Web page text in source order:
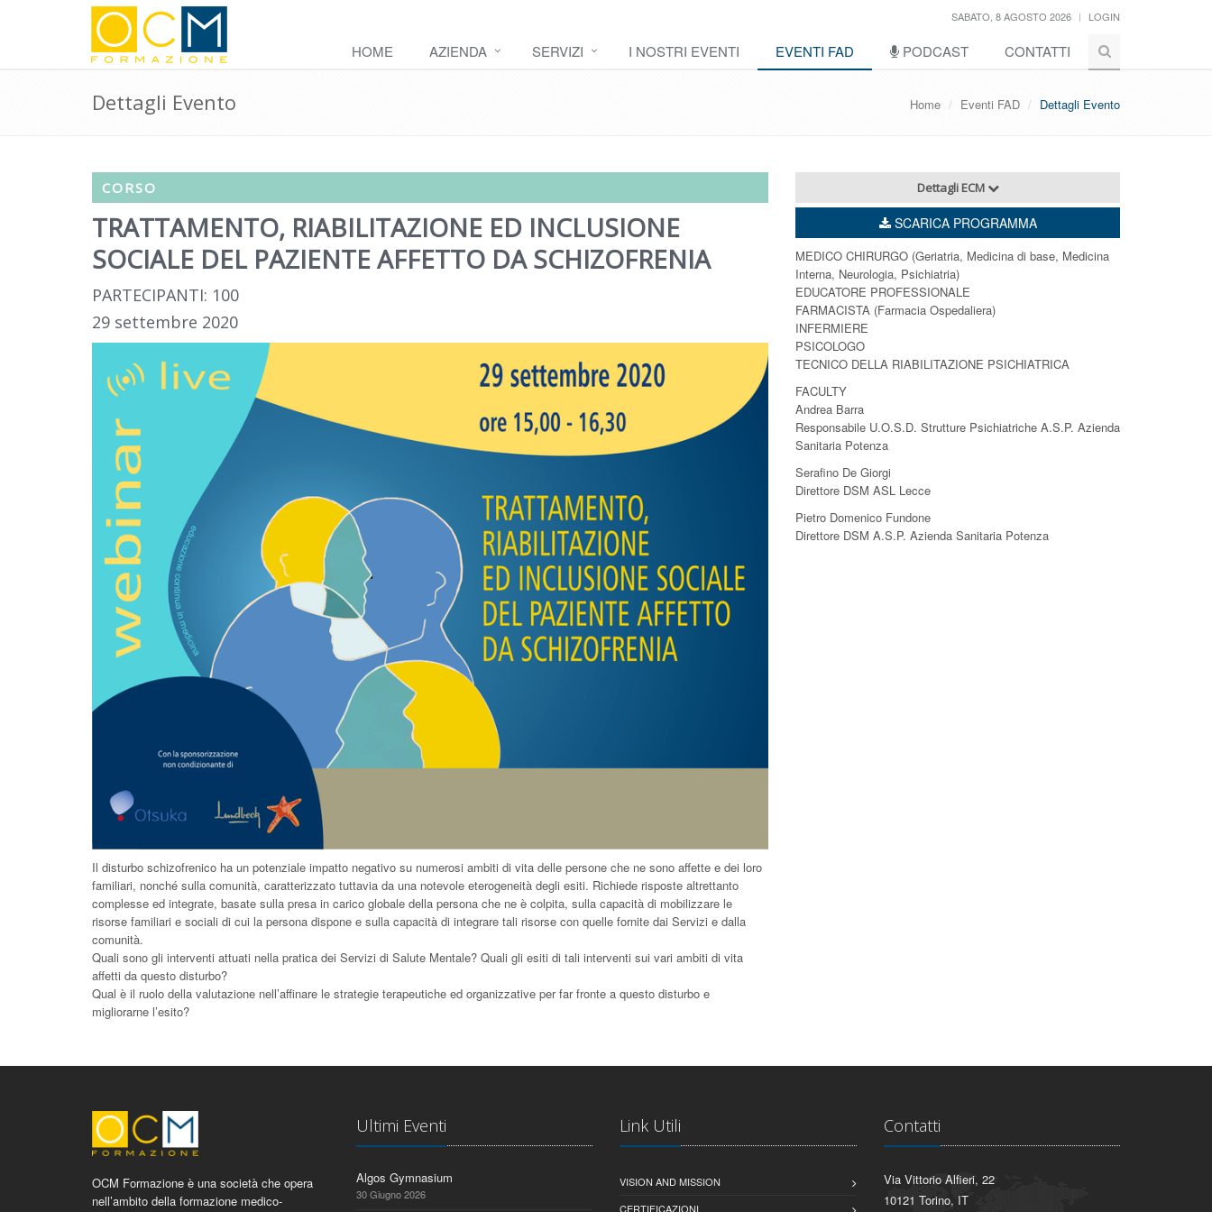
SABATO, 8 AGOSTO 2026 LOGIN
HOME AZIENDA SERVIZI I NOSTRI EVENTI EVENTI FAD PODCAST CONTATTI
Dettagli Evento Home Eventi FAD Dettagli Evento
CORSO
TRATTAMENTO, RIABILITAZIONE ED INCLUSIONE
SOCIALE DEL PAZIENTE AFFETTO DA SCHIZOFRENIA
PARTECIPANTI: 100
29 settembre 2020
Il disturbo schizofrenico ha un potenziale impatto negativo su numerosi ambiti di vita delle persone che ne sono affette e dei loro
familiari, nonché sulla comunità, caratterizzato tuttavia da una notevole eterogeneità degli esiti. Richiede risposte altrettanto
complesse ed integrate, basate sulla presa in carico globale della persona che ne è colpita, sulla capacità di mobilizzare le
risorse familiari e sociali di cui la persona dispone e sulla capacità di integrare tali risorse con quelle fornite dai Servizi e dalla
comunità.
Quali sono gli interventi attuati nella pratica dei Servizi di Salute Mentale? Quali gli esiti di tali interventi sui vari ambiti di vita
affetti da questo disturbo?
Qual è il ruolo della valutazione nell’affinare le strategie terapeutiche ed organizzative per far fronte a questo disturbo e
migliorarne l’esito?
Dettagli ECM
SCARICA PROGRAMMA
MEDICO CHIRURGO (Geriatria, Medicina di base, Medicina
Interna, Neurologia, Psichiatria)
EDUCATORE PROFESSIONALE
FARMACISTA (Farmacia Ospedaliera)
INFERMIERE
PSICOLOGO
TECNICO DELLA RIABILITAZIONE PSICHIATRICA
FACULTY
Andrea Barra
Responsabile U.O.S.D. Strutture Psichiatriche A.S.P. Azienda
Sanitaria Potenza
Serafino De Giorgi
Direttore DSM ASL Lecce
Pietro Domenico Fundone
Direttore DSM A.S.P. Azienda Sanitaria Potenza
OCM Formazione è una società che opera
nell’ambito della formazione medico-
Ultimi Eventi
Algos Gymnasium
30 Giugno 2026
Link Utili
VISION AND MISSION
CERTIFICAZIONI
Contatti
Via Vittorio Alfieri, 22
10121 Torino, IT